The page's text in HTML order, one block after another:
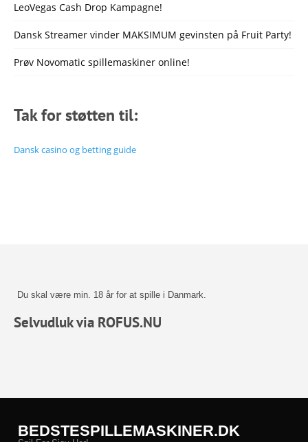
LeoVegas Cash Drop Kampagne!
Dansk Streamer vinder MAKSIMUM gevinsten på Fruit Party!
Prøv Novomatic spillemaskiner online!
Tak for støtten til:
Dansk casino og betting guide
Du skal være min. 18 år for at spille i Danmark.
Selvudluk via ROFUS.NU
BEDSTESPILLEMASKINER.DK